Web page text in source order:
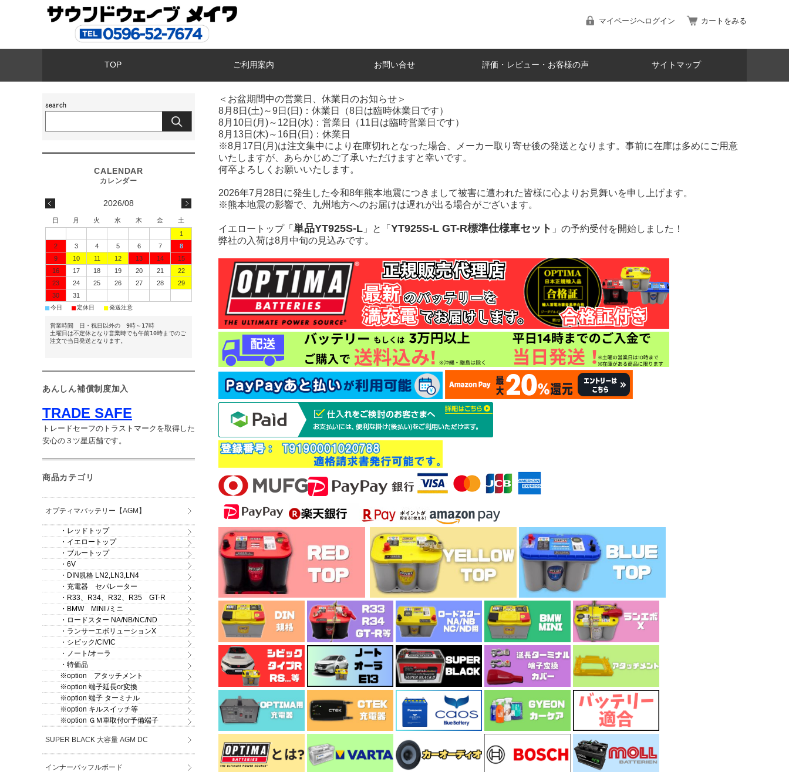
マイページへログイン カートをみる
TOP ご利用案内 お問い合せ 評価・レビュー・お客様の声 サイトマップ
＜お盆期間中の営業日、休業日のお知らせ＞
8月8日(土)～9日(日)：休業日（8日は臨時休業日です）
8月10日(月)～12日(水)：営業日（11日は臨時営業日です）
8月13日(木)～16日(日)：休業日
※8月17日(月)は注文集中により在庫切れとなった場合、メーカー取り寄せ後の発送となります。事前に在庫は多めにご用意
いたしますが、あらかじめご了承いただけますと幸いです。
何卒よろしくお願いいたします。
2026年7月28日に発生した令和8年熊本地震につきまして被害に遭われた皆様に心よりお見舞いを申し上げます。
※熊本地震の影響で、九州地方へのお届けは遅れが出る場合がございます。
イエロートップ「 単品YT925S-L 」と「 YT925S-L GT-R標準仕様車セット 」の予約受付を開始しました！
弊社の入荷は8月中旬の見込みです。
2026/08
日 月 火 水 木 金
土
1
2
3 4 5 6 7
8
9
10 11 12 13 14
15
16
17 18 19 20 21
22
23
24 25 26 27 28
29
30
31
■今日 ■定休日 ■発送注意
営業時間 日・祝日以外の 9時～17時
土曜日は不定休となり営業時でも午前10時までのご
注文で当日発送となります。
あんしん補償制度加入
TRADE SAFE
トレードセーフのトラストマークを取得した
安心の３ツ星店舗です。
商品カテゴリ
オプティマバッテリー【AGM】
・レッドトップ
・イエロートップ
・ブルートップ
・6V
・DIN規格 LN2,LN3,LN4
・充電器 セパレーター
・R33、R34、R32、R35 GT-R
・BMW MINI /ミニ
・ロードスター NA/NB/NC/ND
・ランサーエボリューションX
・シビック/CIVIC
・ノート/オーラ
・特価品
※option アタッチメント
※option 端子延長or変換
※option 端子 ターミナル
※option キルスイッチ等
※option ＧＭ車取付or予備端子
SUPER BLACK 大容量 AGM DC
インナーバッフルボード